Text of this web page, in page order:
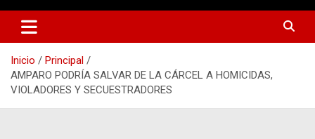
Inicio
Principal
AMPARO PODRÍA SALVAR DE LA CÁRCEL A HOMICIDAS,
VIOLADORES Y SECUESTRADORES